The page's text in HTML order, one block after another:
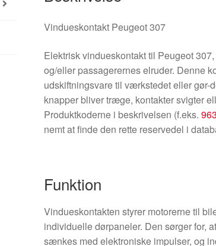
Vindueskontakt Peugeot 307
Elektrisk vindueskontakt til Peugeot
og/eller passagerernes elruder. Denne
udskiftningsvare til værkstedet eller gør-
knapper bliver træge, kontakter svigter
Produktkoderne i beskrivelsen (f.eks.
nemt at finde den rette reservedel i
Funktion
Vindueskontakten styrer motorerne til
individuelle dørpaneler. Den sørger for,
sænkes med elektroniske impulser, og